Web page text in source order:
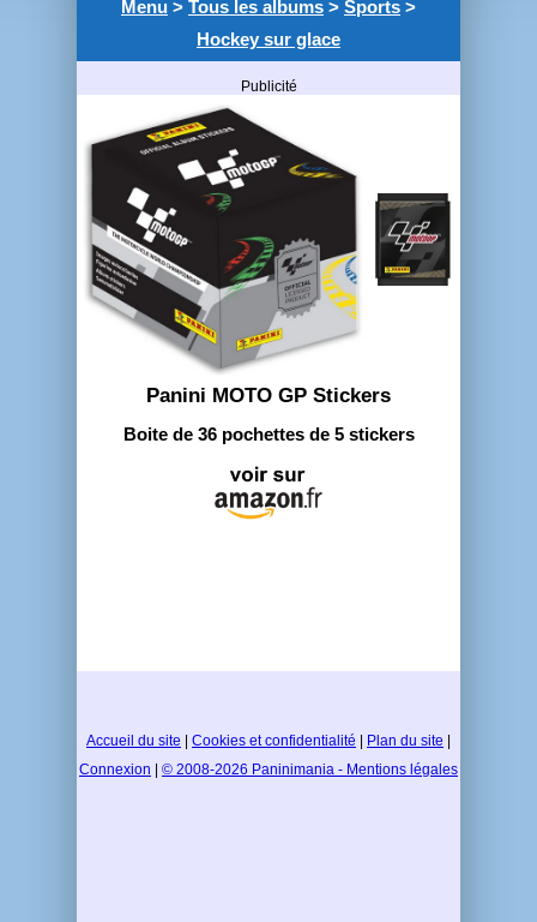
Menu > Tous les albums > Sports >
Hockey sur glace
Publicité
Panini MOTO GP Stickers
Boite de 36 pochettes de 5 stickers
Accueil du site Cookies et confidentialité Plan du site
Connexion
© 2008-2026 Paninimania - Mentions légales